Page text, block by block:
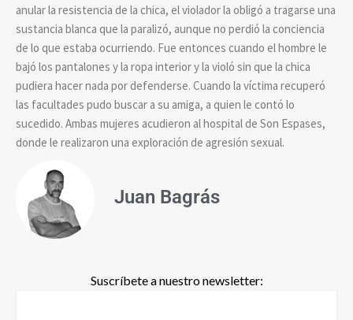
anular la resistencia de la chica, el violador la obligó a tragarse una
sustancia blanca que la paralizó, aunque no perdió la conciencia
de lo que estaba ocurriendo. Fue entonces cuando el hombre le
bajó los pantalones y la ropa interior y la violó sin que la chica
pudiera hacer nada por defenderse. Cuando la víctima recuperó
las facultades pudo buscar a su amiga, a quien le contó lo
sucedido. Ambas mujeres acudieron al hospital de Son Espases,
donde le realizaron una exploración de agresión sexual.
Juan Bagrás
Suscríbete a nuestro newsletter: